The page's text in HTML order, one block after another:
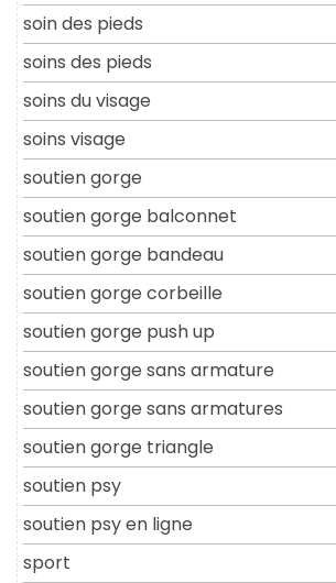
soin des pieds
soins des pieds
soins du visage
soins visage
soutien gorge
soutien gorge balconnet
soutien gorge bandeau
soutien gorge corbeille
soutien gorge push up
soutien gorge sans armature
soutien gorge sans armatures
soutien gorge triangle
soutien psy
soutien psy en ligne
sport